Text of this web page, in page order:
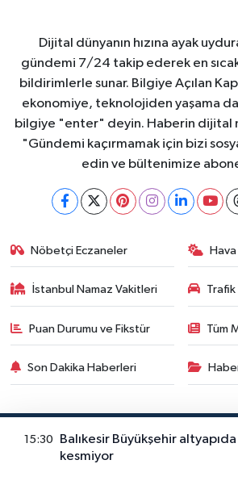
Dijital dünyanın hızına ayak
gündemi 7/24 takip ederek en
bildirimlerle sunar. Bilgiye Açılan
ekonomiye, teknolojiden yaşama
bilgiye "enter" deyin. Haberin dijital
"Gündemi kaçırmamak için bizi
edin ve bültenimize
Nöbetçi Eczaneler
İstanbul Namaz Vakitleri Trafik
Puan Durumu ve Fikstür Tüm
Son Dakika Haberleri
GÜNDEM DÜNYA
15:30
Balıkesir Büyükşehir altyapıda
kesmiyor